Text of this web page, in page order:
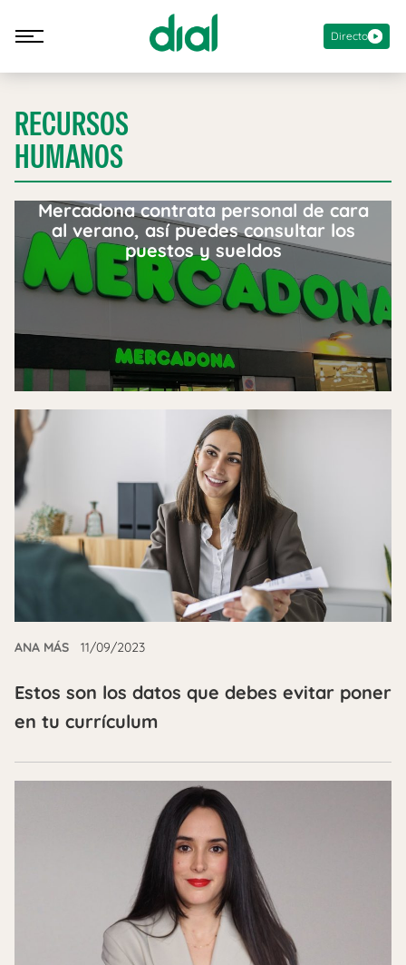
Directo
RECURSOS
HUMANOS
Mercadona contrata personal de cara
al verano, así puedes consultar los
puestos y sueldos
ANA MÁS 11/09/2023
Estos son los datos que debes evitar poner
en tu currículum